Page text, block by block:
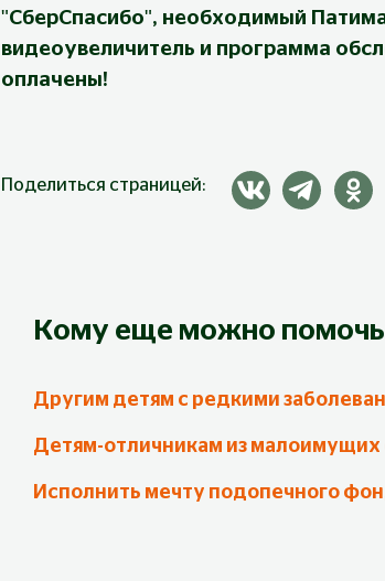
"СберСпасибо", необходимый
видеоувеличитель и программа
оплачены!
Поделиться страницей:
Кому еще можно
Другим детям с редкими
Детям-отличникам из малоимущих
Исполнить мечту подопечного